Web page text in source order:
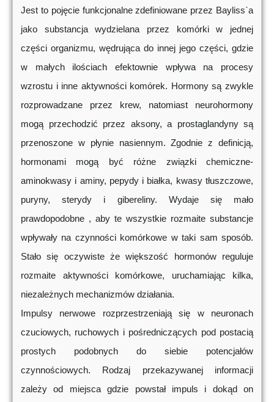
Jest to pojęcie funkcjonalne zdefiniowane przez Bayliss`a
jako substancja wydzielana przez komórki w jednej
części organizmu, wędrująca do innej jego części, gdzie
w małych ilościach efektownie wpływa na procesy
wzrostu i inne aktywności komórek. Hormony są zwykle
rozprowadzane przez krew, natomiast neurohormony
mogą przechodzić przez aksony, a prostaglandyny są
przenoszone w płynie nasiennym. Zgodnie z definicją,
hormonami mogą być różne związki chemiczne-
aminokwasy i aminy, pepydy i białka, kwasy tłuszczowe,
puryny, sterydy i gibereliny. Wydaje się mało
prawdopodobne , aby te wszystkie rozmaite substancje
wpływały na czynności komórkowe w taki sam sposób.
Stało się oczywiste że większość hormonów reguluje
rozmaite aktywności komórkowe, uruchamiając kilka,
niezależnych mechanizmów działania.
Impulsy nerwowe rozprzestrzeniają się w neuronach
czuciowych, ruchowych i pośredniczących pod postacią
prostych podobnych do siebie potencjałów
czynnościowych. Rodzaj przekazywanej informacji
zależy od miejsca gdzie powstał impuls i dokąd on